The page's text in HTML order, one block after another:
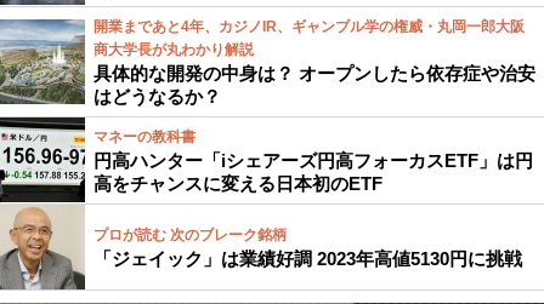
開業まであと4年、カジノIR、ギャンブル学の権威・丸岡一郎大阪
商大学長が丸わかり解説
具体的な開発の中身は？ オープンしたら依存症や治安
はどうなるか？
マネーの教科書
円高ハンター「iシェアーズ円高フォーカスETF」は円
高をチャンスに変える日本初のETF
プロが読む 次のブレーク銘柄
「ジェイック」は業績好調 2023年高値5130円に挑戦